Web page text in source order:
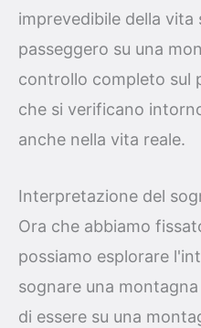
imprevedibile della vita
passeggero su una
controllo completo sul
che si verificano
anche nella vita reale.
Interpretazione del
Ora che abbiamo
possiamo esplorare
sognare una
di essere su una